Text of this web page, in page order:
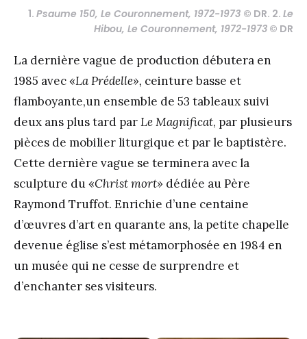
1. Psaume 150, Le Couronnement, 1972-1973 © DR. 2. Le
Hibou, Le Couronnement, 1972-1973 © DR
La dernière vague de production débutera en
1985 avec «La Prédelle», ceinture basse et
flamboyante,un ensemble de 53 tableaux suivi
deux ans plus tard parLe Magnificat, par plusieurs
pièces de mobilier liturgique et par le baptistère.
Cette dernière vague se terminera avec la
sculpture du «Christ mort» dédiée au Père
Raymond Truffot. Enrichie d’une centaine
d’œuvres d’art en quarante ans, la petite chapelle
devenue église s’est métamorphosée en 1984 en
un musée qui ne cesse de surprendre et
d’enchanter ses visiteurs.